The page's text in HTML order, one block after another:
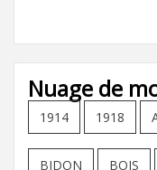
Nuage de
1914 1918
BIDON BOIS